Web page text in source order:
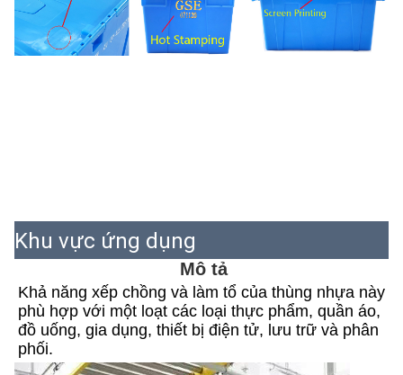
Khu vực ứng dụng
Mô tả
Khả năng xếp chồng và làm tổ của thùng nhựa này
phù hợp với một loạt các loại thực phẩm, quần áo,
đồ uống, gia dụng, thiết bị điện tử, lưu trữ và phân
phối.